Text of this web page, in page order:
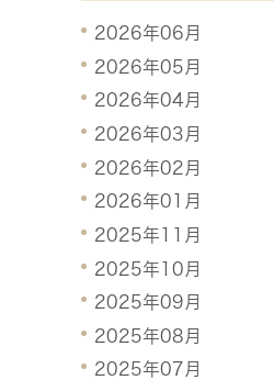
2026年06月
2026年05月
2026年04月
2026年03月
2026年02月
2026年01月
2025年11月
2025年10月
2025年09月
2025年08月
2025年07月